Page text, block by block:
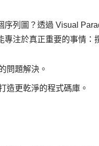
列圖？透過 Visual
注於真正重要的事情：
問題解決。
造更乾淨的程式碼庫。